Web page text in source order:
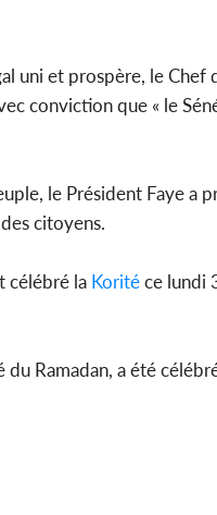
uni et prospère, le
conviction que « le
le Président Faye a
citoyens.
célébré la Koritéce lundi
Ramadan, a été